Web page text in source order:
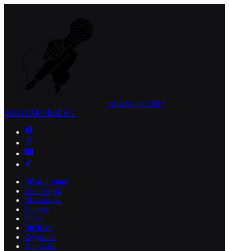
SLAM POETRY
MAGYARORSZÁG
Mi az a slam?
Események
Slammerek
Klubok
Hírek
Médiatár
Egyesület
Kapcsolat